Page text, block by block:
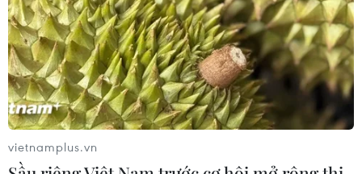
vietnamplus.vn